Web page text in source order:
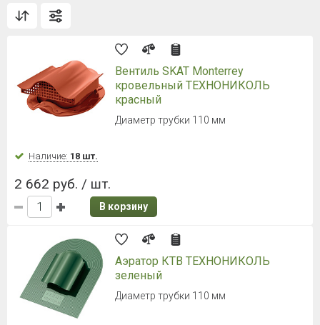
Вентиль SKAT Monterrey
кровельный ТЕХНОНИКОЛЬ
красный
Диаметр трубки 110 мм
Наличие: 18 шт.
2 662 руб. / шт.
В корзину
Аэратор КТВ ТЕХНОНИКОЛЬ
зеленый
Диаметр трубки 110 мм